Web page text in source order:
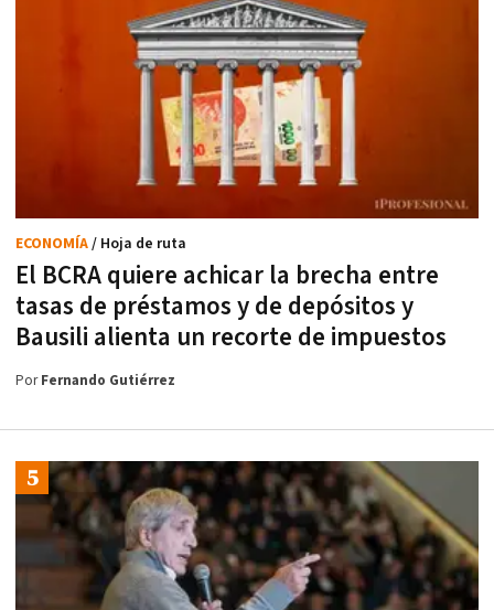
El BCRA quiere achicar la brecha entre
tasas de préstamos y de depósitos y
Bausili alienta un recorte de impuestos
ECONOMÍA/ Hoja de ruta
PorFernando Gutiérrez